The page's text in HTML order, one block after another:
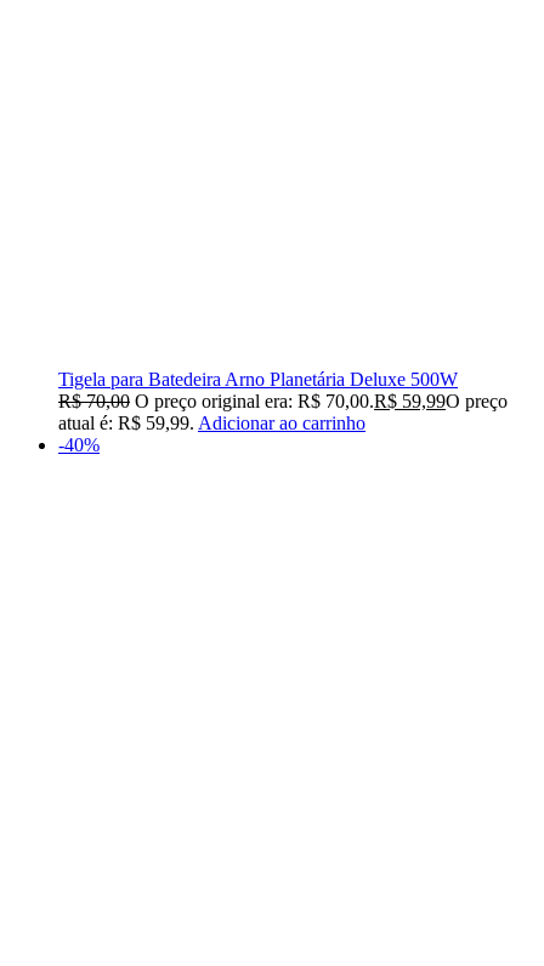
Tigela para Batedeira Arno Planetária Deluxe 500W
R$70,00 O preço original era: R$ 70,00.R$ 59,99O preço
atual é: R$ 59,99. Adicionar ao carrinho
-40%